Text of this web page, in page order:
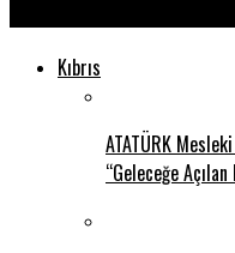
Kıbrıs
ATATÜRK
“Geleceğe